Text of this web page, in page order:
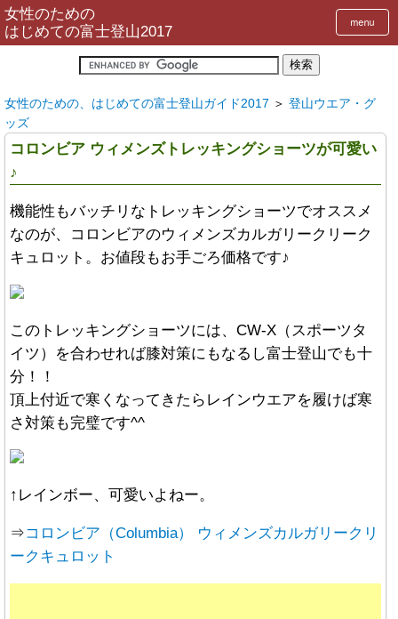
女性のための
はじめての富士登山2017
女性のための、はじめての富士登山ガイド2017 ＞ 登山ウエア・グ
ッズ
コロンビア ウィメンズトレッキングショーツが可愛い
♪
機能性もバッチリなトレッキングショーツでオススメ
なのが、コロンビアのウィメンズカルガリークリーク
キュロット。お値段もお手ごろ価格です♪
このトレッキングショーツには、CW-X（スポーツタ
イツ）を合わせれば膝対策にもなるし富士登山でも十
分！！
頂上付近で寒くなってきたらレインウエアを履けば寒
さ対策も完璧です^^
↑レインボー、可愛いよねー。
⇒コロンビア（Columbia） ウィメンズカルガリークリ
ークキュロット